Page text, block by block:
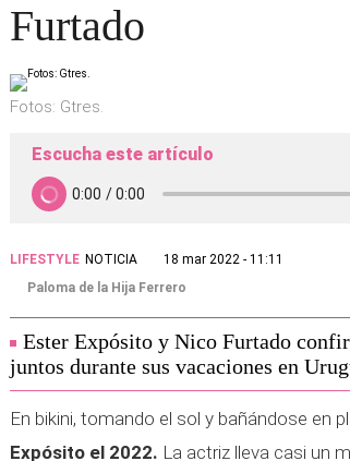
Furtado
Fotos: Gtres.
Escucha este artículo
LIFESTYLE NOTICIA
18 mar 2022 - 11:11
Paloma de la Hija Ferrero
Ester Expósito y Nico Furtado
juntos durante sus vacaciones en
En bikini, tomando el sol y bañándose en
Expósito el 2022. La actriz lleva casi un